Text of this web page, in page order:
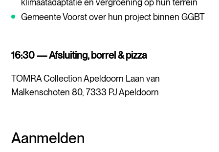
klimaatadaptatie en vergroening op hun terrein
Gemeente Voorst over hun project binnen GGBT
16:30 — Afsluiting, borrel & pizza
TOMRA Collection Apeldoorn Laan van
Malkenschoten 80, 7333 PJ Apeldoorn
Aanmelden